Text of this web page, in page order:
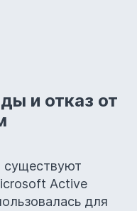
и отказ от
существуют
Active
для